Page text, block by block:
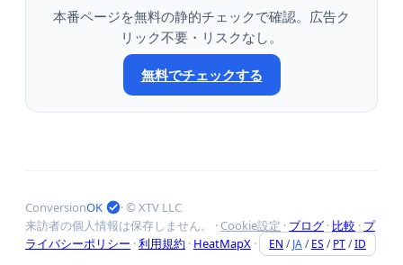
本番ページを無料の静的チェックで確認。広告ク
リック不要・リスクなし。
無料でチェックする
ConversionOK
· © XTV LLC
来訪者の個人情報は保存しません。
· Cookie設定 · ブログ · 比較 · プ
ライバシーポリシー ·利用規約 · HeatMapX · EN /JA/ES /PT/ID